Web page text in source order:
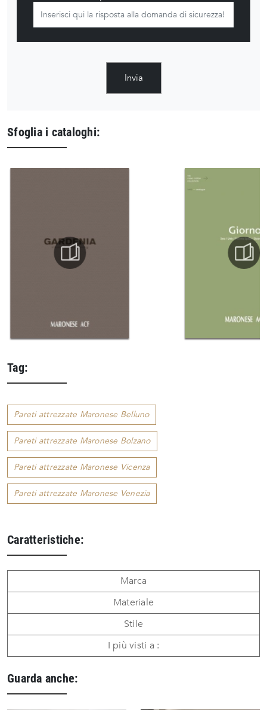
Invia
Sfoglia i cataloghi:
Tag:
Pareti attrezzate Maronese Belluno
Pareti attrezzate Maronese Bolzano
Pareti attrezzate Maronese Vicenza
Pareti attrezzate Maronese Venezia
Caratteristiche:
Marca
Materiale
Stile
I più visti a :
Guarda anche: